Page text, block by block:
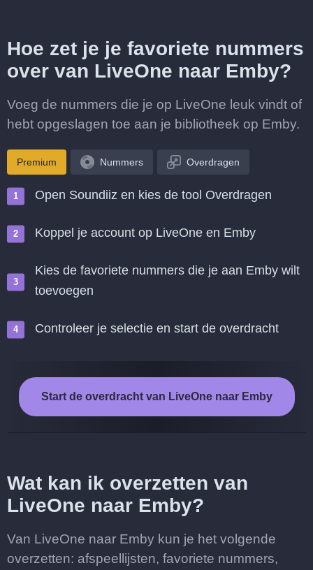
Hoe zet je je favoriete nummers
over van LiveOne naar Emby?
Voeg de nummers die je op LiveOne leuk vindt of
hebt opgeslagen toe aan je bibliotheek op Emby.
Premium Nummers Overdragen
Open Soundiiz en kies de tool Overdragen
Koppel je account op LiveOne en Emby
Kies de favoriete nummers die je aan Emby wilt
toevoegen
Controleer je selectie en start de overdracht
Start de overdracht van LiveOne naar Emby
Wat kan ik overzetten van
LiveOne naar Emby?
Van LiveOne naar Emby kun je het volgende
overzetten: afspeellijsten, favoriete nummers,